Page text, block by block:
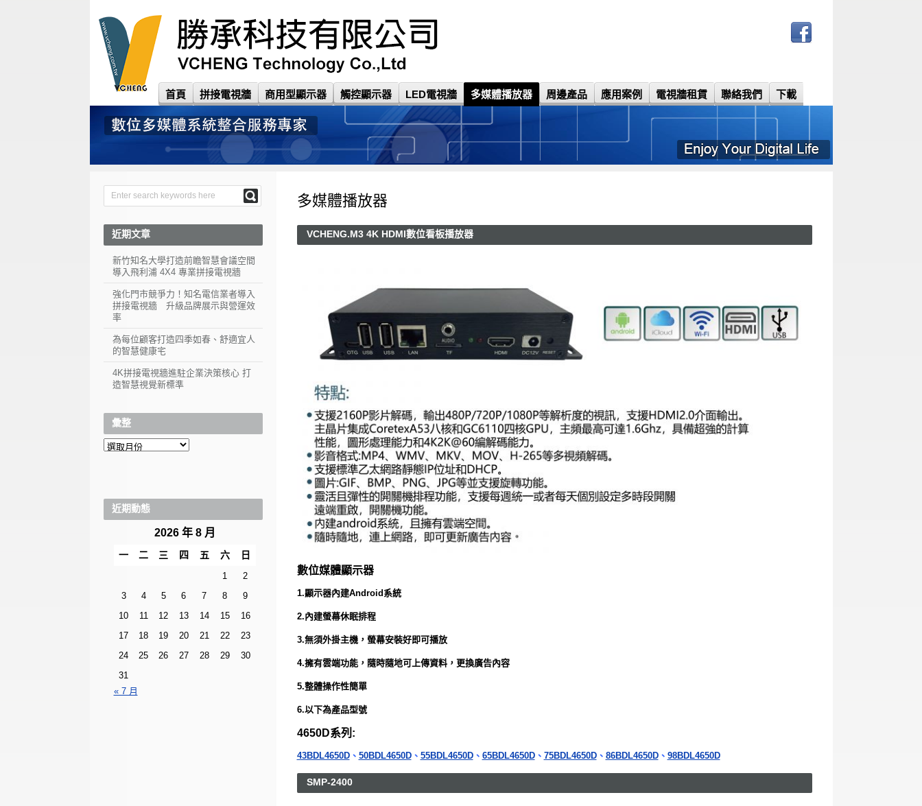
首頁 拼接電視牆 商用型顯示器 觸控顯示器 LED電視牆 多媒體播放器 周邊產品 應用案例 電視牆租賃 聯絡我們 下載
多媒體播放器
VCHENG.M3 4K HDMI數位看板播放器
數位媒體顯示器
1.顯示器內建Android系統
2.內建螢幕休眠排程
3.無須外掛主機，螢幕安裝好即可播放
4.擁有雲端功能，隨時隨地可上傳資料，更換廣告內容
5.整體操作性簡單
6.以下為產品型號
4650D系列:
43BDL4650D、 50BDL4650D、 55BDL4650D、 65BDL4650D、 75BDL4650D、 86BDL4650D、 98BDL4650D
SMP-2400
近期文章
新竹知名大學打造前瞻智慧會議空間
導入飛利浦 4X4 專業拼接電視牆
強化門市競爭力！知名電信業者導入
拼接電視牆 升級品牌展示與營運效
率
為每位顧客打造四季如春、舒適宜人
的智慧健康宅
4K拼接電視牆進駐企業決策核心 打
造智慧視覺新標準
彙整
彙
近期動態
2026 年 8 月
一 二 三 四 五 六 日
1
2
3
4 5 6 7 8
9
10
11 12 13 14 15
16
17
18 19 20 21 22
23
24
25 26 27 28 29
30
31
« 7 月